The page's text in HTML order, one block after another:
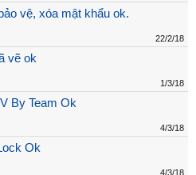
vệ, xóa mật khẩu ok.
22/2/18
vẽ ok
1/3/18
By Team Ok
4/3/18
Ok
4/3/18